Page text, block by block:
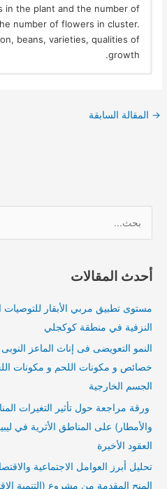
in the plant and the number of
number of flowers in cluster.
beans, varieties, qualities of
growth.
→ المقالة السابقة
ح
أحدث المقالات
مستوى تطبيق مربي الأبقار
النزفية في منطقة كوكجلي
النمو التعويضى فى إناث الماعز
خصائص و مكونات اللحم و مكونات
الجسم الخارجية
ورقة مراجعة حول تأثير التغيرات
والأمطار) على المناطق الأثرية في
العقود الأخيرة
تحليل أبرز العوامل الاجتماعية
المنح المقدمة من مشروع (التنمية